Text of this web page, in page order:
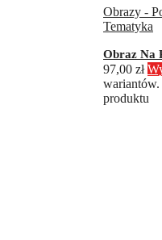
Obrazy -
Tematyka
Obraz Na
97,00 zł
wariantów.
produktu